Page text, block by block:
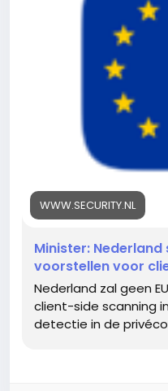
WWW.SECURITY.NL
Minister: Nederland
voorstellen voor
Nederland zal geen
client-side scanning
detectie in de